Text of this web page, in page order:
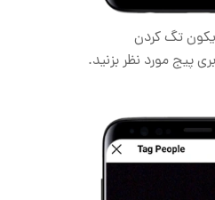
تگ کردن
پیج مورد نظر بزنید.